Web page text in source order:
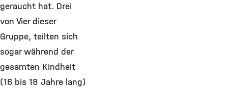
geraucht hat. Drei
von Vier dieser
Gruppe, teilten sich
sogar während der
gesamten Kindheit
(16 bis 18 Jahre lang)